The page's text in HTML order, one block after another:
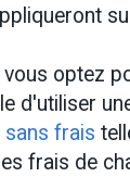
optez
d'utiliser
sans frais
frais de